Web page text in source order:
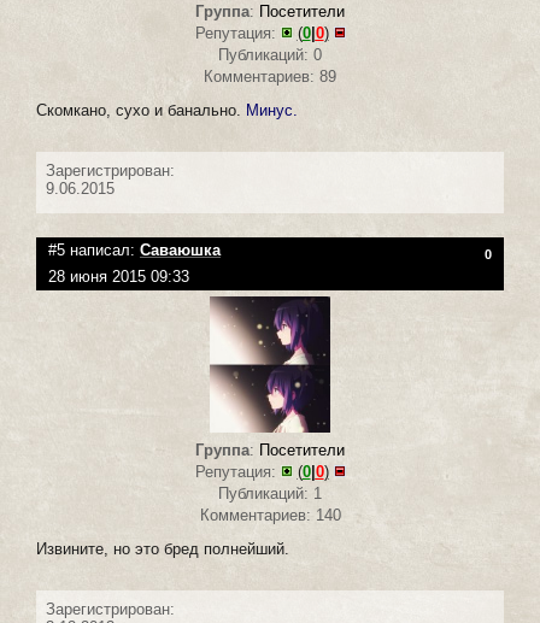
Группа: Посетители
Репутация:
(0|0)
Публикаций: 0
Комментариев: 89
Скомкано, сухо и банально. Минус.
Зарегистрирован:
9.06.2015
#5 написал: Саваюшка 0
28 июня 2015 09:33
Группа: Посетители
Репутация:
(0|0)
Публикаций: 1
Комментариев: 140
Извините, но это бред полнейший.
Зарегистрирован: